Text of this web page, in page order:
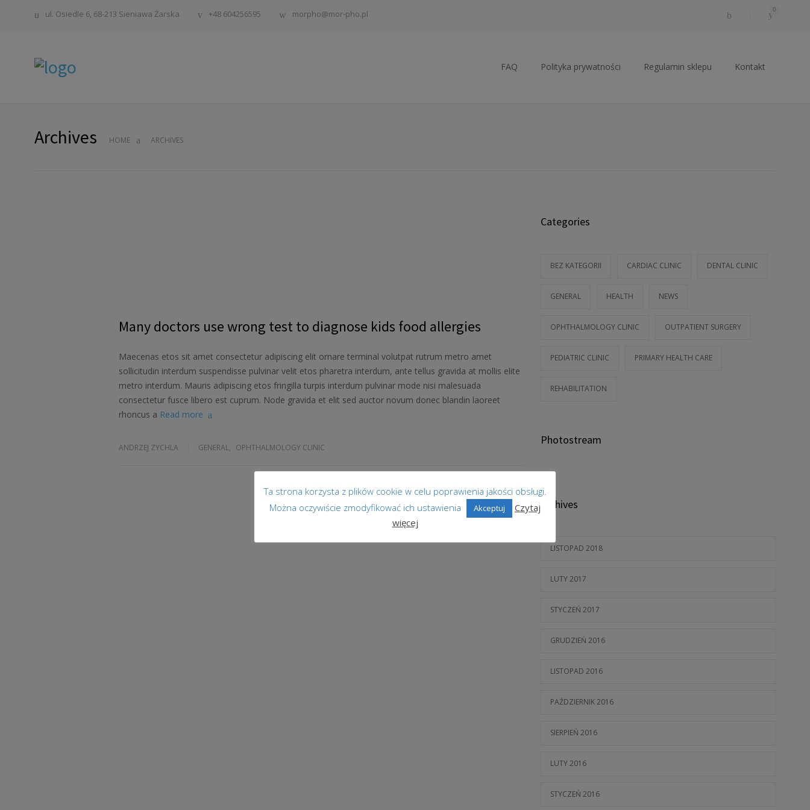
ul. Osiedle 6, 68-213 Sieniawa Żarska +48 604256595 morpho@mor-pho.pl 0
FAQ Polityka prywatności Regulamin sklepu Kontakt
Archives HOME ARCHIVES
Many doctors use wrong test to diagnose kids food allergies
Maecenas etos sit amet consectetur adipiscing elit ornare terminal volutpat rutrum metro amet
sollicitudin interdum suspendisse pulvinar velit etos pharetra interdum, ante tellus gravida at mollis elite
metro interdum. Mauris adipiscing etos fringilla turpis interdum pulvinar mode nisi malesuada
consectetur fusce libero est cuprum. Node gravida et elit sed auctor novum donec blandin laoreet
rhoncus a Read more
ANDRZEJ ZYCHLA GENERAL, OPHTHALMOLOGY CLINIC
Categories
BEZ KATEGORII CARDIAC CLINIC DENTAL CLINIC
GENERAL HEALTH NEWS
OPHTHALMOLOGY CLINIC OUTPATIENT SURGERY
PEDIATRIC CLINIC PRIMARY HEALTH CARE
REHABILITATION
Photostream
Archives
LISTOPAD 2018
LUTY 2017
STYCZEŃ 2017
GRUDZIEŃ 2016
LISTOPAD 2016
PAŹDZIERNIK 2016
SIERPIEŃ 2016
LUTY 2016
STYCZEŃ 2016
Ta strona korzysta z plików cookie w celu poprawienia jakości obsługi.
Można oczywiście zmodyfikować ich ustawienia
Akceptuj
Czytaj
więcej